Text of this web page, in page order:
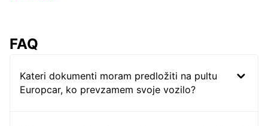
FAQ
Kateri dokumenti moram predložiti na pultu
Europcar, ko prevzamem svoje vozilo?